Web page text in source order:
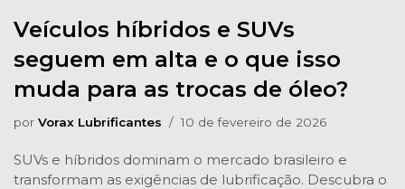
Veículos híbridos e SUVs
seguem em alta e o que isso
muda para as trocas de óleo?
por Vorax Lubrificantes 10 de fevereiro de 2026
SUVs e híbridos dominam o mercado brasileiro e
transformam as exigências de lubrificação. Descubra o